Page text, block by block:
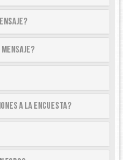
mensaje?
a la encuesta?